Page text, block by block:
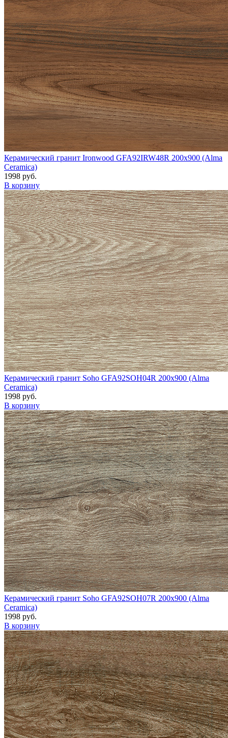
Керамический гранит Ironwood GFA92IRW48R 200x900 (Alma
Ceramica)
1998 руб.
В корзину
Керамический гранит Soho GFA92SOH04R 200x900 (Alma
Ceramica)
1998 руб.
В корзину
Керамический гранит Soho GFA92SOH07R 200x900 (Alma
Ceramica)
1998 руб.
В корзину